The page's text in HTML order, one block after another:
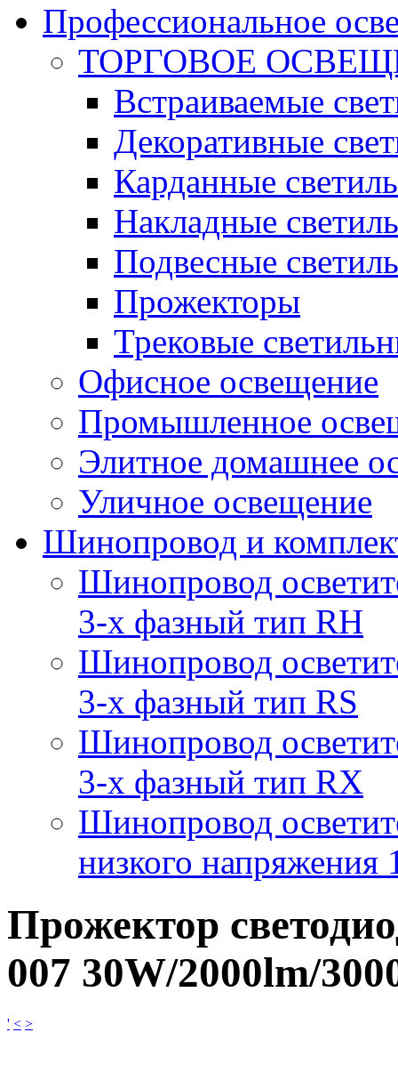
Профессиональное
ТОРГОВОЕ
Встраиваемые
Декоративные
Карданные
Накладные
Подвесные
Прожекторы
Трековые
Офисное освещение
Промышленное
Элитное домашнее
Уличное освещение
Шинопровод и
Шинопровод
3-х фазный тип RH
Шинопровод
3-х фазный тип RS
Шинопровод
3-х фазный тип RX
Шинопровод
низкого напряжения
Прожектор
007 30W/2000lm/
' < >